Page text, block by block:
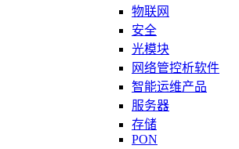
物联网
安全
光模块
网络管控析软件
智能运维产品
服务器
存储
PON